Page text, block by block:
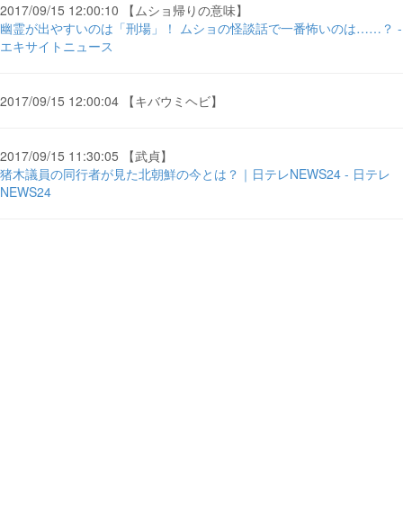
2017/09/15 12:00:10 【ムショ帰りの意味】
幽霊が出やすいのは「刑場」！ ムショの怪談話で一番怖いのは……？ -
エキサイトニュース
2017/09/15 12:00:04 【キバウミヘビ】
2017/09/15 11:30:05 【武貞】
猪木議員の同行者が見た北朝鮮の今とは？｜日テレNEWS24 - 日テレ
NEWS24